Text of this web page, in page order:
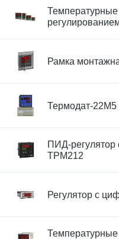
Рамка
Термодат-22М5
ПИД-регулятор
ТРМ212
Регулятор с